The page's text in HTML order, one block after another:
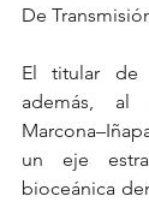
De
El titular de
además, al
un eje
bioceánica